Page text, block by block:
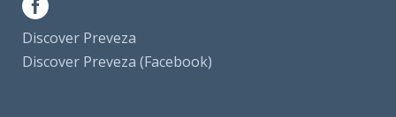
Discover Preveza
Discover Preveza (Facebook)